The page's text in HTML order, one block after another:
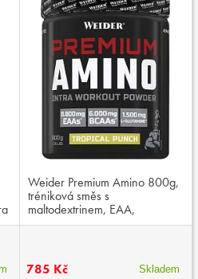
Weider Premium Amino 800g,
tréniková směs s
maltodextrinem, EAA,
elektrolyty, bez kofeinu
785 Kč Skladem